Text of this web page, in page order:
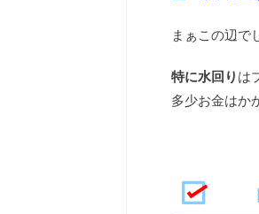
まぁこの辺で
特に水回り は
多少お金はか